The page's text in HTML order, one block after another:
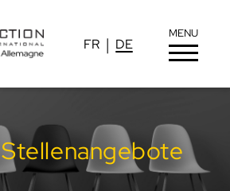
FR DE
MENU